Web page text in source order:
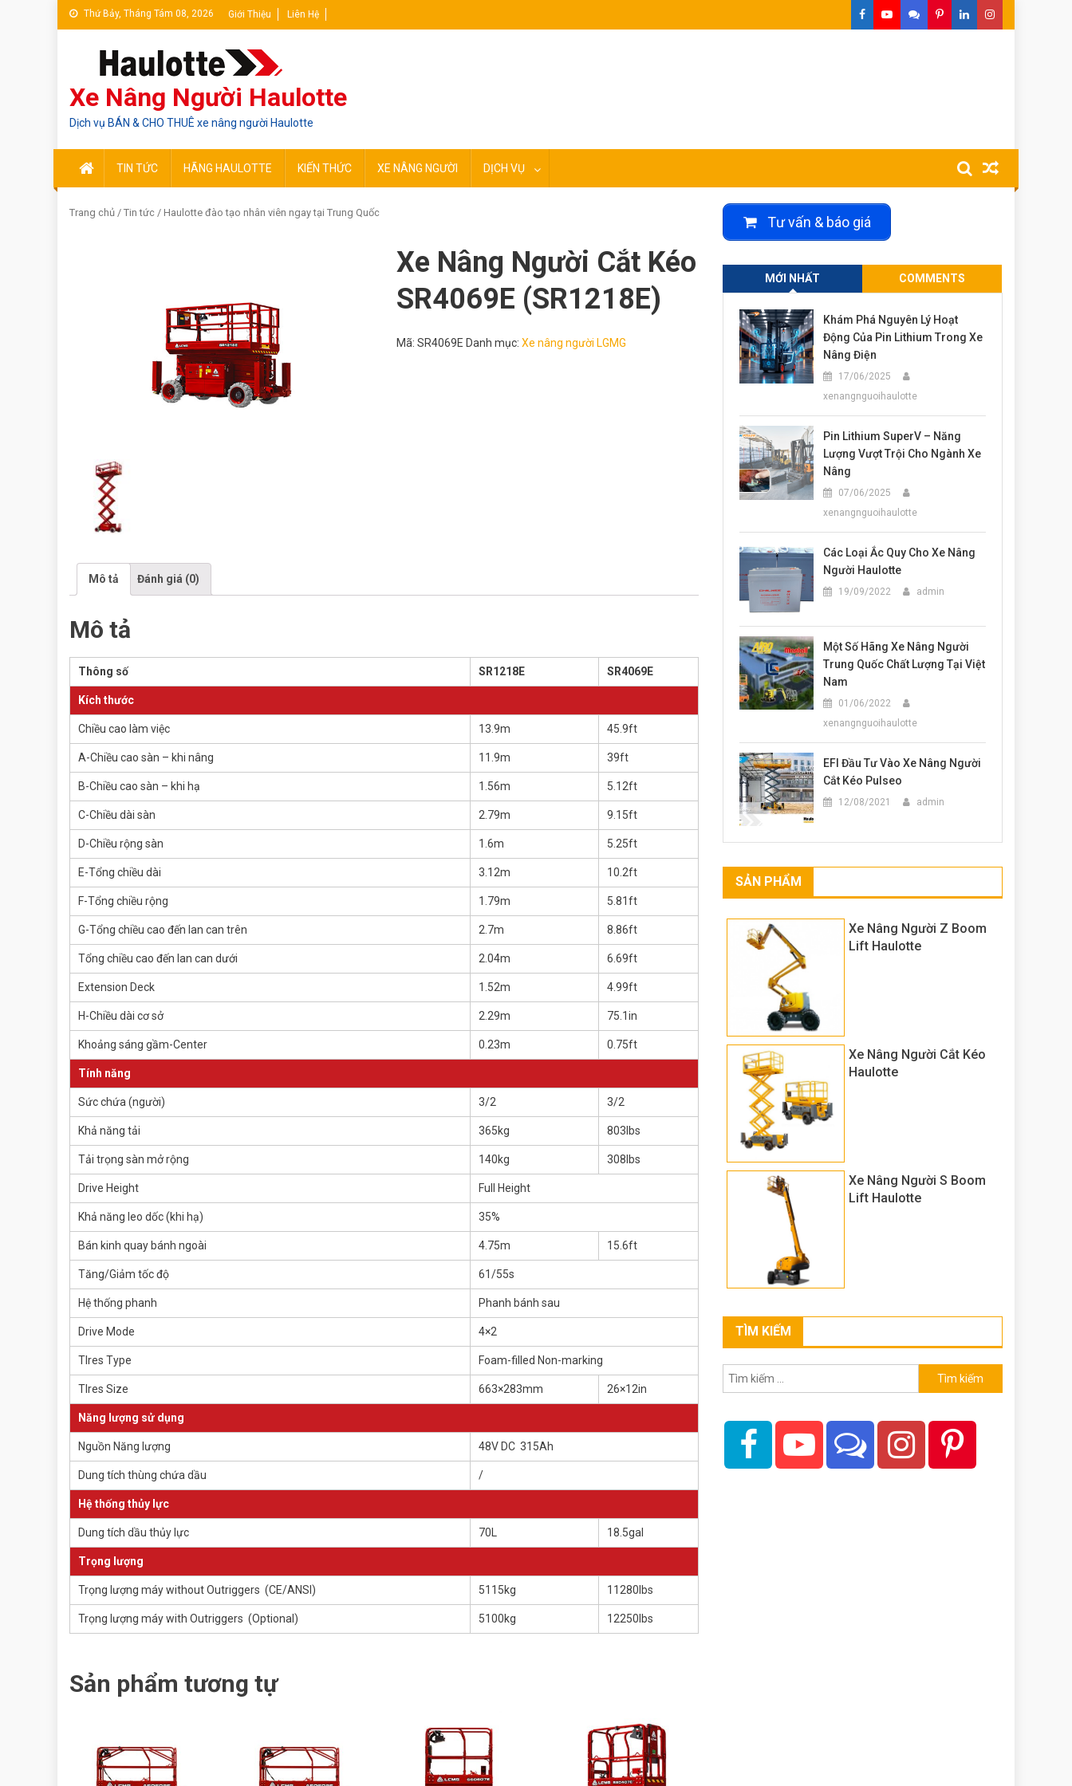
Thứ Bảy, Tháng Tám 08, 2026 Giới Thiệu Liên Hệ
Xe Nâng Người Haulotte
Dịch vụ BÁN & CHO THUÊ xe nâng người Haulotte
TIN TỨC HÃNG HAULOTTE KIẾN THỨC XE NÂNG NGƯỜI DỊCH VỤ
Trang chủ / Tin tức / Haulotte đào tạo nhân viên ngay tại Trung Quốc
Xe Nâng Người Cắt Kéo
SR4069E (SR1218E)
Mã:SR4069E Danh mục:Xe nâng người LGMG
Mô tả Đánh giá (0)
Mô tả
Thông số SR1218E SR4069E
Kích thước
Chiều cao làm việc 13.9m 45.9ft
A-Chiều cao sàn – khi nâng 11.9m 39ft
B-Chiều cao sàn – khi hạ 1.56m 5.12ft
C-Chiều dài sàn 2.79m 9.15ft
D-Chiều rộng sàn 1.6m 5.25ft
E-Tổng chiều dài 3.12m 10.2ft
F-Tổng chiều rộng 1.79m 5.81ft
G-Tổng chiều cao đến lan can trên 2.7m 8.86ft
Tổng chiều cao đến lan can dưới 2.04m 6.69ft
Extension Deck 1.52m 4.99ft
H-Chiều dài cơ sở 2.29m 75.1in
Khoảng sáng gầm-Center 0.23m 0.75ft
Tính năng
Sức chứa (người) 3/2 3/2
Khả năng tải 365kg 803lbs
Tải trọng sàn mở rộng 140kg 308lbs
Drive Height Full Height
Khả năng leo dốc (khi hạ) 35%
Bán kinh quay bánh ngoài 4.75m 15.6ft
Tăng/Giảm tốc độ 61/55s
Hệ thống phanh Phanh bánh sau
Drive Mode 4×2
TIres Type Foam-filled Non-marking
TIres Size 663×283mm 26×12in
Năng lượng sử dụng
Nguồn Năng lượng 48V DC 315Ah
Dung tích thùng chứa dầu /
Hệ thống thủy lực
Dung tích dầu thủy lực 70L 18.5gal
Trọng lượng
Trọng lượng máy without Outriggers (CE/ANSI) 5115kg 11280lbs
Trọng lượng máy with Outriggers (Optional) 5100kg 12250lbs
Sản phẩm tương tự
Tư vấn & báo giá
MỚI NHẤT COMMENTS
Khám Phá Nguyên Lý Hoạt
Động Của Pin Lithium Trong Xe
Nâng Điện
17/06/2025
xenangnguoihaulotte
Pin Lithium SuperV – Năng
Lượng Vượt Trội Cho Ngành Xe
Nâng
07/06/2025
xenangnguoihaulotte
Các Loại Ắc Quy Cho Xe Nâng
Người Haulotte
19/09/2022 admin
Một Số Hãng Xe Nâng Người
Trung Quốc Chất Lượng Tại Việt
Nam
01/06/2022
xenangnguoihaulotte
EFI Đầu Tư Vào Xe Nâng Người
Cắt Kéo Pulseo
12/08/2021 admin
SẢN PHẨM
Xe Nâng Người Z Boom
Lift Haulotte
Xe Nâng Người Cắt Kéo
Haulotte
Xe Nâng Người S Boom
Lift Haulotte
TÌM KIẾM
Tìm
kiếm